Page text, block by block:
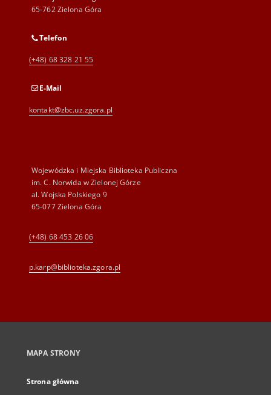
65-762 Zielona Góra
Telefon
(+48) 68 328 21 55
E-Mail
kontakt@zbc.uz.zgora.pl
Wojewódzka i Miejska Biblioteka Publiczna
im. C. Norwida w Zielonej Górze
al. Wojska Polskiego 9
65-077 Zielona Góra
(+48) 68 453 26 06
p.karp@biblioteka.zgora.pl
MAPA STRONY
Strona główna